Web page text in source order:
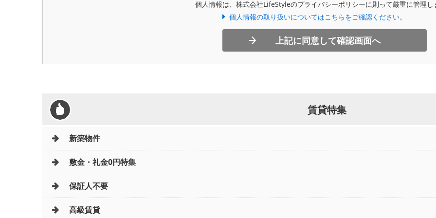
個人情報は、株式会社LifeStyleのプライバシーポリシーに則って厳重に管理し
個人情報の取り扱いについてはこちらをご確認ください。
上記に同意して確認画面へ
賃貸特集
新築物件
敷金・礼金0円特集
保証人不要
高級賃貸